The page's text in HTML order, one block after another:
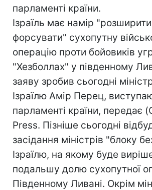
парламенті країни.
Ізраїль має намір "розширити
форсувати" сухопутну
операцію проти бойовиків
"Хезболлах" у південному
заяву зробив сьогодні
Ізраїлю Амір Перец,
парламенті країни, передає
Press. Пізніше сьогодні
засідання міністрів "блоку
Ізраїлю, на якому буде
подальшу долю сухопутної
Південному Ливані. Окрім